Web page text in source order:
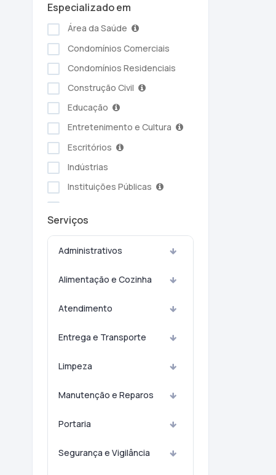
Especializado em
Área da Saúde
Condomínios Comerciais
Condomínios Residenciais
Construção Civil
Educação
Entretenimento e Cultura
Escritórios
Indústrias
Instituições Públicas
Serviços Pessoais
Setor Alimentício
Transporte e Logística
Turismo e Hotelaria
Serviços
Administrativos
Alimentação e Cozinha
Atendimento
Entrega e Transporte
Limpeza
Manutenção e Reparos
Portaria
Segurança e Vigilância